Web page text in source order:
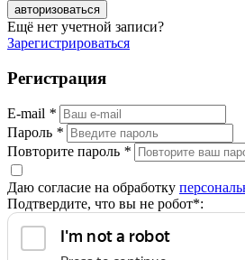
авторизоваться
Ещё нет учетной записи?
Зарегистрироваться
Регистрация
E-mail *
Пароль *
Повторите пароль *
Даю согласие на обработку
Подтвердите, что вы не робот*: